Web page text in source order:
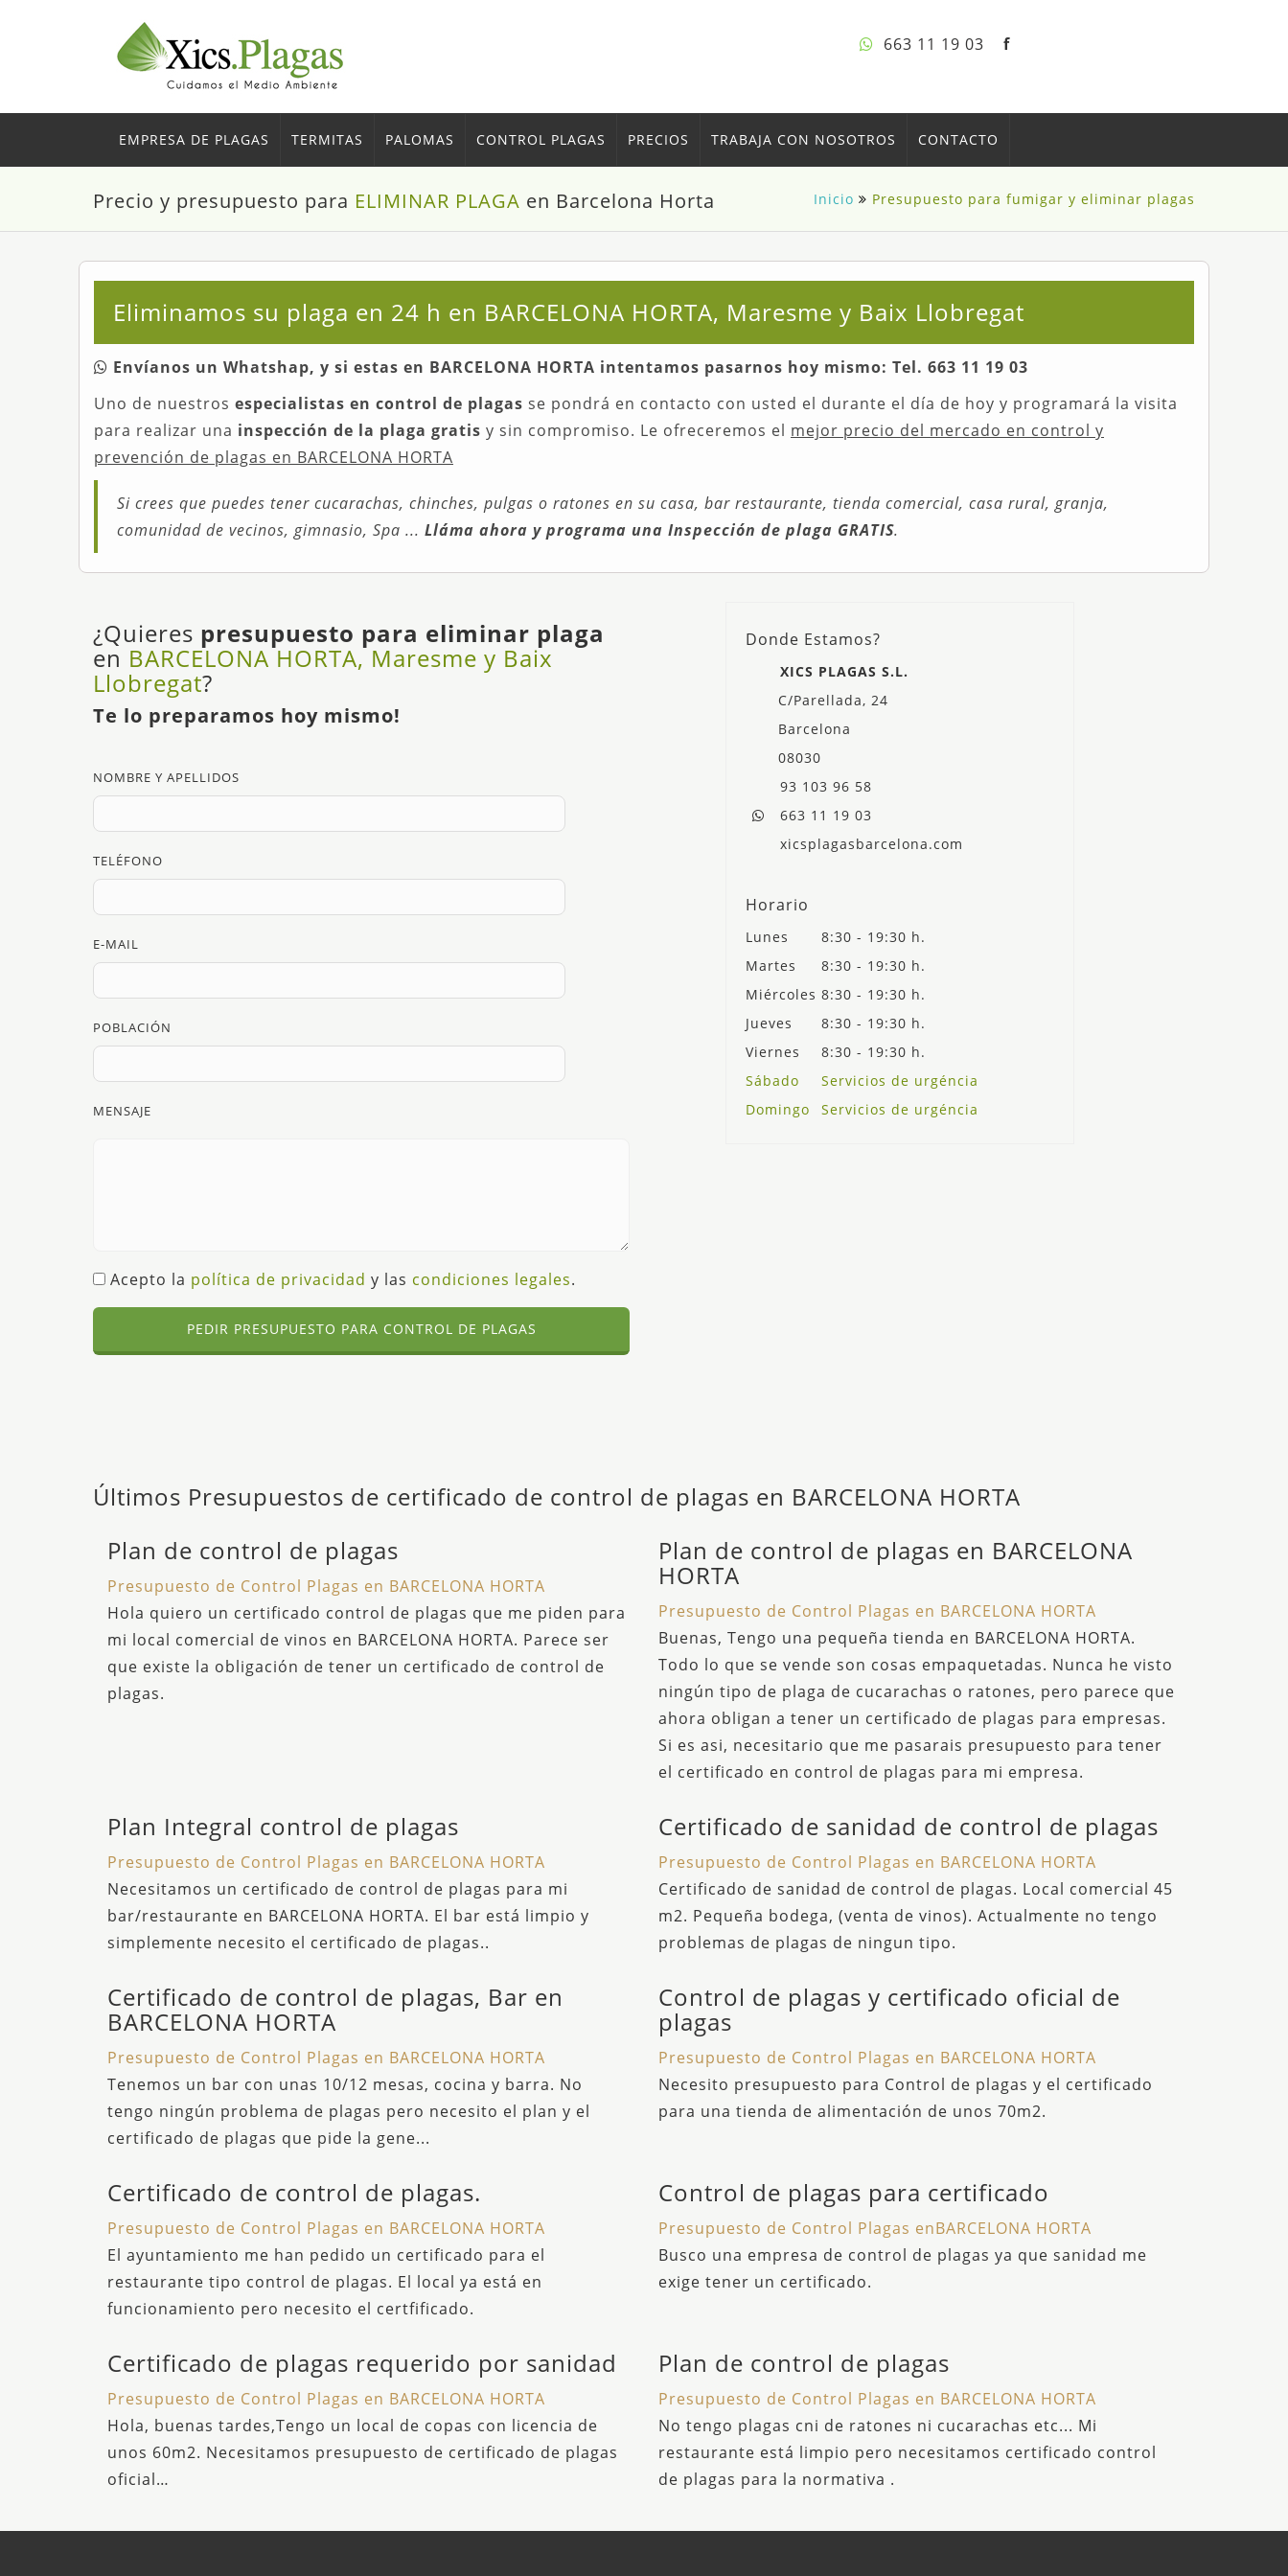
663 11 19 03 f
EMPRESA DE PLAGAS TERMITAS PALOMAS CONTROL PLAGAS PRECIOS TRABAJA CON NOSOTROS CONTACTO
Precio y presupuesto para ELIMINAR PLAGA en Barcelona Horta Inicio Presupuesto para fumigar y eliminar plagas
Eliminamos su plaga en 24 h en BARCELONA HORTA, Maresme y Baix Llobregat
Envíanos un Whatshap, y si estas en BARCELONA HORTA intentamos pasarnos hoy mismo: Tel. 663 11 19 03
Uno de nuestros especialistas en control de plagas se pondrá en contacto con usted el durante el día de hoy y programará la visita
para realizar una inspección de la plaga gratis y sin compromiso. Le ofreceremos el mejor precio del mercado en control y
prevención de plagas en BARCELONA HORTA
Si crees que puedes tener cucarachas, chinches, pulgas o ratones en su casa, bar restaurante, tienda comercial, casa rural, granja,
comunidad de vecinos, gimnasio, Spa ... Lláma ahora y programa una Inspección de plaga GRATIS.
¿Quieres presupuesto para eliminar plaga
en BARCELONA HORTA, Maresme y Baix
Llobregat?
Te lo preparamos hoy mismo!
NOMBRE Y APELLIDOS
TELÉFONO
E-MAIL
POBLACIÓN
MENSAJE
Acepto la política de privacidad y las condiciones legales.
PEDIR PRESUPUESTO PARA CONTROL DE PLAGAS
Donde Estamos?
XICS PLAGAS S.L.
C/Parellada, 24
Barcelona
08030
93 103 96 58
663 11 19 03
xicsplagasbarcelona.com
Horario
Lunes
8:30 - 19:30 h.
Martes
8:30 - 19:30 h.
Miércoles 8:30 - 19:30 h.
Jueves
8:30 - 19:30 h.
Viernes
8:30 - 19:30 h.
Sábado
Servicios de urgéncia
Domingo
Servicios de urgéncia
Últimos Presupuestos de certificado de control de plagas en BARCELONA HORTA
Plan de control de plagas
Presupuesto de Control Plagas en BARCELONA HORTA
Hola quiero un certificado control de plagas que me piden para
mi local comercial de vinos en BARCELONA HORTA. Parece ser
que existe la obligación de tener un certificado de control de
plagas.
Plan de control de plagas en BARCELONA
HORTA
Presupuesto de Control Plagas en BARCELONA HORTA
Buenas, Tengo una pequeña tienda en BARCELONA HORTA.
Todo lo que se vende son cosas empaquetadas. Nunca he visto
ningún tipo de plaga de cucarachas o ratones, pero parece que
ahora obligan a tener un certificado de plagas para empresas.
Si es asi, necesitario que me pasarais presupuesto para tener
el certificado en control de plagas para mi empresa.
Plan Integral control de plagas
Presupuesto de Control Plagas en BARCELONA HORTA
Necesitamos un certificado de control de plagas para mi
bar/restaurante en BARCELONA HORTA. El bar está limpio y
simplemente necesito el certificado de plagas..
Certificado de sanidad de control de plagas
Presupuesto de Control Plagas en BARCELONA HORTA
Certificado de sanidad de control de plagas. Local comercial 45
m2. Pequeña bodega, (venta de vinos). Actualmente no tengo
problemas de plagas de ningun tipo.
Certificado de control de plagas, Bar en
BARCELONA HORTA
Presupuesto de Control Plagas en BARCELONA HORTA
Tenemos un bar con unas 10/12 mesas, cocina y barra. No
tengo ningún problema de plagas pero necesito el plan y el
certificado de plagas que pide la gene...
Control de plagas y certificado oficial de
plagas
Presupuesto de Control Plagas en BARCELONA HORTA
Necesito presupuesto para Control de plagas y el certificado
para una tienda de alimentación de unos 70m2.
Certificado de control de plagas.
Presupuesto de Control Plagas en BARCELONA HORTA
El ayuntamiento me han pedido un certificado para el
restaurante tipo control de plagas. El local ya está en
funcionamiento pero necesito el certfificado.
Control de plagas para certificado
Presupuesto de Control Plagas enBARCELONA HORTA
Busco una empresa de control de plagas ya que sanidad me
exige tener un certificado.
Certificado de plagas requerido por sanidad
Presupuesto de Control Plagas en BARCELONA HORTA
Hola, buenas tardes,Tengo un local de copas con licencia de
unos 60m2. Necesitamos presupuesto de certificado de plagas
oficial…
Plan de control de plagas
Presupuesto de Control Plagas en BARCELONA HORTA
No tengo plagas cni de ratones ni cucarachas etc... Mi
restaurante está limpio pero necesitamos certificado control
de plagas para la normativa .